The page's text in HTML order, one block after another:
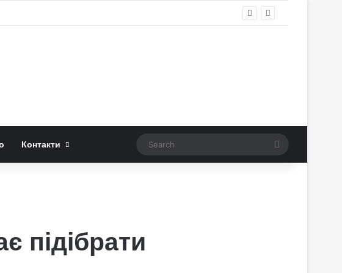
Контакти Search
підібрати